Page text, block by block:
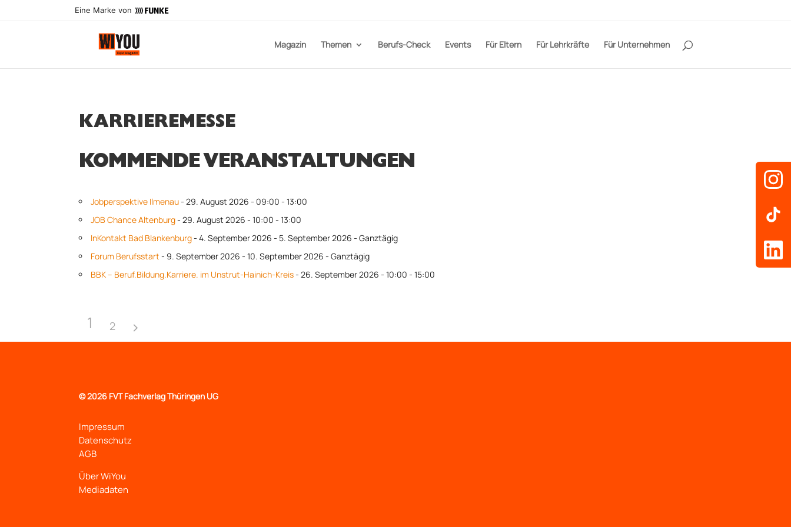
Eine Marke von
Magazin Themen Berufs-Check Events Für Eltern Für Lehrkräfte Für Unternehmen
KARRIEREMESSE
KOMMENDE VERANSTALTUNGEN
Jobperspektive Ilmenau- 29. August 2026 - 09:00 - 13:00
JOB Chance Altenburg- 29. August 2026 - 10:00 - 13:00
InKontakt Bad Blankenburg- 4. September 2026 - 5. September 2026 - Ganztägig
Forum Berufsstart - 9. September 2026 - 10. September 2026 - Ganztägig
BBK – Beruf.Bildung.Karriere. im Unstrut-Hainich-Kreis- 26. September 2026 - 10:00 - 15:00
1 2
©2026 FVT Fachverlag Thüringen UG
Impressum
Datenschutz
AGB
Über WiYou
Mediadaten